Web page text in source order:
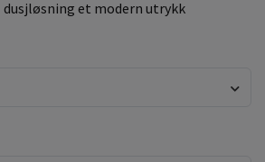
et modern utrykk